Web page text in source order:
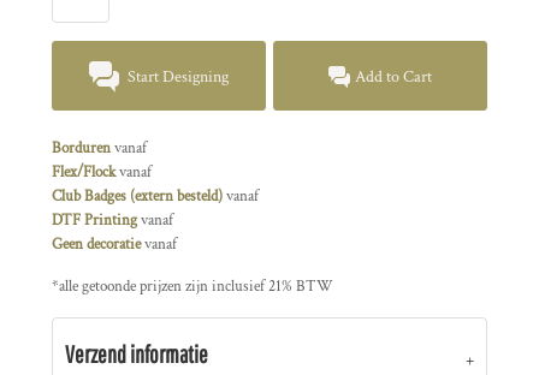
Start Designing Add to Cart
Bordurenvanaf
Flex/Flockvanaf
Club Badges (extern besteld)vanaf
DTF Printingvanaf
Geen decoratievanaf
*alle getoonde prijzen zijn inclusief 21% BTW
Verzend informatie